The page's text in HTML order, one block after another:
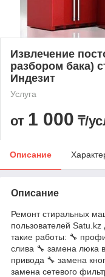
Извлечение
разбором бака)
Индезит
Услуга
от 1 000 ₸/
Описание
Описание
Ремонт стиральных
пользователей
такие работы: 🔧
слива 🔧 замена люка
привода 🔧 замена
замена сетевого